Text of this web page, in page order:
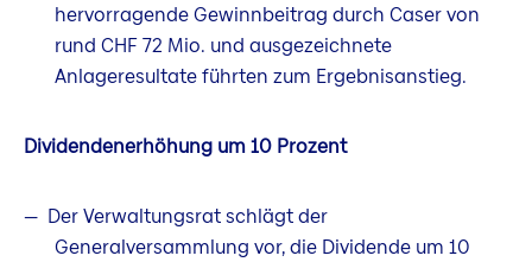
hervorragende Gewinnbeitrag durch Caser von
rund CHF 72 Mio. und ausgezeichnete
Anlageresultate führten zum Ergebnisanstieg.
Dividendenerhöhung um 10 Prozent
Der Verwaltungsrat schlägt der
Generalversammlung vor, die Dividende um 10